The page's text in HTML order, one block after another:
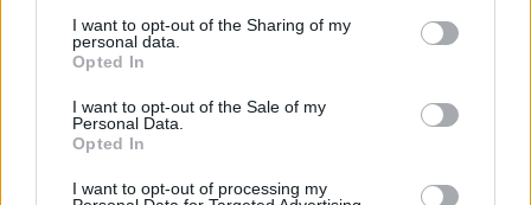
not limited to your visit or usage behaviour. You may click to
grant or deny consent to Google and its third-party tags to
use your data for below specified purposes in below Google
consent section.
I want to opt-out of the Sharing of my
personal data.
Opted In
I want to opt-out of the Sale of my
Personal Data.
Opted In
I want to opt-out of processing my
PÁNIKBETEGSÉG